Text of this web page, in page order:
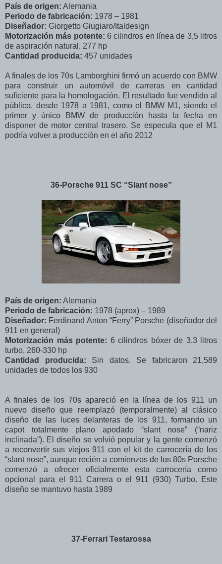
País de origen: Alemania
Periodo de fabricación: 1978 – 1981
Diseñador: Giorgetto Giugiaro/Italdesign
Motorización más potente: 6 cilindros en línea de 3,5 litros
de aspiración natural, 277 hp
Cantidad producida: 457 unidades
A finales de los 70s Lamborghini firmó un acuerdo con BMW
para construir un automóvil de carreras en cantidad
suficiente para la homologación. El resultado fue vendido al
público, desde 1978 a 1981, como el BMW M1, siendo el
primer y único BMW de producción hasta la fecha en
disponer de motor central trasero. Se especula que el M1
podría volver a producción en el año 2012
36-Porsche 911 SC “Slant nose”
País de origen: Alemania
Periodo de fabricación: 1978 (aprox) – 1989
Diseñador: Ferdinand Anton “Ferry” Porsche (diseñador del
911 en general)
Motorización más potente: 6 cilindros bóxer de 3,3 litros
turbo, 260-330 hp
Cantidad producida: Sin datos. Se fabricaron 21,589
unidades de todos los 930
A finales de los 70s apareció en la línea de los 911 un
nuevo diseño que reemplazó (temporalmente) al clásico
diseño de las luces delanteras de los 911, formando un
capot totalmente plano apodado “slant nose” (“nariz
inclinada”). El diseño se volvió popular y la gente comenzó
a reconvertir sus viejos 911 con el kit de carrocería de los
“slant nose”, aunque recién a comienzos de los 80s Porsche
comenzó a ofrecer oficialmente esta carrocería como
opcional para el 911 Carrera o el 911 (930) Turbo. Este
diseño se mantuvo hasta 1989
37-Ferrari Testarossa